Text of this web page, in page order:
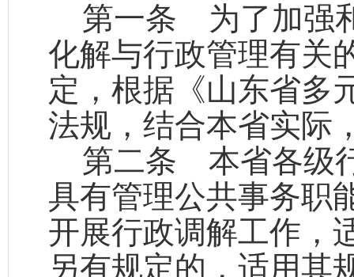
第一条 为了加强
化解与行政管理有关
定，根据《山东省多
法规，结合本省实际
第二条 本省各级
具有管理公共事务职
开展行政调解工作，
另有规定的，适用其